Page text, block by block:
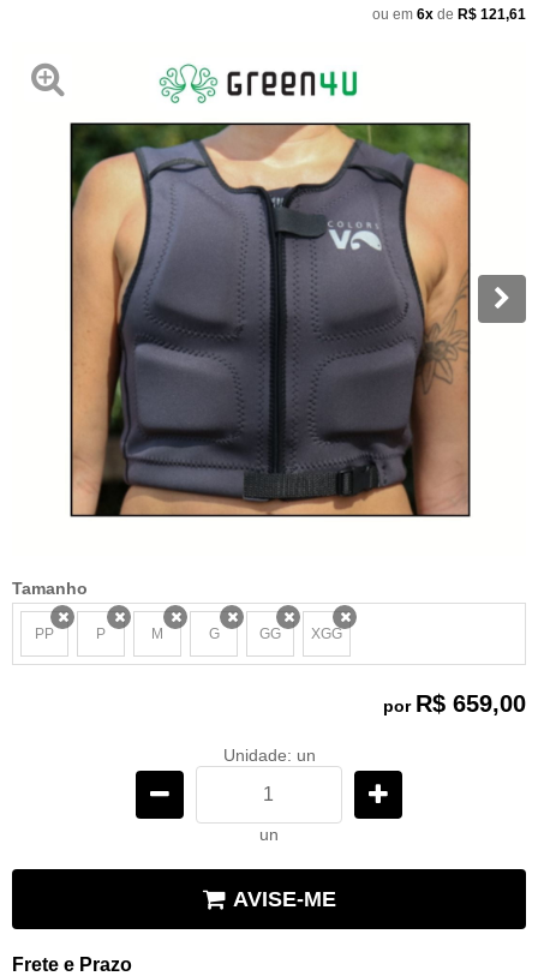
ou em 6x de R$ 121,61
Tamanho
PPx P M G GGx XGG
x
por R$ 659,00
Unidade: un
un
AVISE-ME
Frete e Prazo